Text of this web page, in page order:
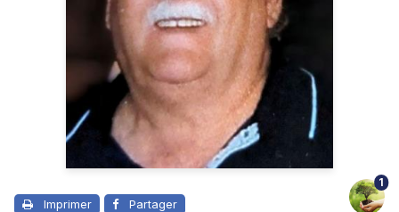
Imprimer Partager
1